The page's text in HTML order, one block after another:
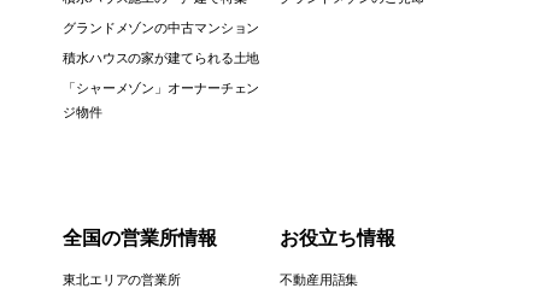
グランドメゾンの中古マンション
積水ハウスの家が建てられる土地
「シャーメゾン」オーナーチェン
ジ物件
全国の営業所情報
東北エリアの営業所
お役立ち情報
不動産用語集